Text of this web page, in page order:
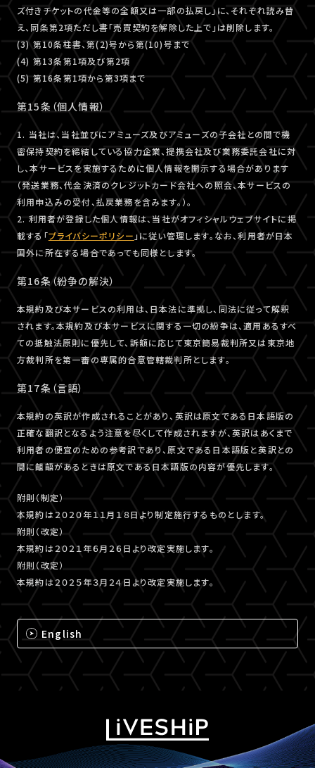
ズ付きチケットの代金等の全額又は一部の払戻し」に、それぞれ読み替
え、同条第2項ただし書「売買契約を解除した上で」は削除します。
(3) 第10条柱書、第(2)号から第(10)号まで
(4) 第13条第1項及び第2項
(5) 第16条第1項から第3項まで
第15条（個人情報）
1. 当社は、当社並びにアミューズ及びアミューズの子会社との間で機
密保持契約を締結している協力企業、提携会社及び業務委託会社に対
し、本サービスを実施するために個人情報を開示する場合があります
（発送業務、代金決済のクレジットカード会社への照会、本サービスの
利用申込みの受付、払戻業務を含みます。）。
2. 利用者が登録した個人情報は、当社がオフィシャルウェブサイトに掲
載する「プライバシーポリシー 」に従い管理します。なお、利用者が日本
国外に所在する場合であっても同様とします。
第16条（紛争の解決）
本規約及び本サービスの利用は、日本法に準拠し、同法に従って解釈
されます。本規約及び本サービスに関する一切の紛争は、適用あるすべ
ての抵触法原則に優先して、訴額に応じて東京簡易裁判所又は東京地
方裁判所を第一審の専属的合意管轄裁判所とします。
第17条（言語）
本規約の英訳が作成されることがあり、英訳は原文である日本語版の
正確な翻訳となるよう注意を尽くして作成されますが、英訳はあくまで
利用者の便宜のための参考訳であり、原文である日本語版と英訳との
間に齟齬があるときは原文である日本語版の内容が優先します。
附則（制定）
本規約は２０２０年１１月１８日より制定施行するものとします。
附則（改定）
本規約は２０２１年６月２６日より改定実施します。
附則（改定）
本規約は２０２５年３月２４日より改定実施します。
English